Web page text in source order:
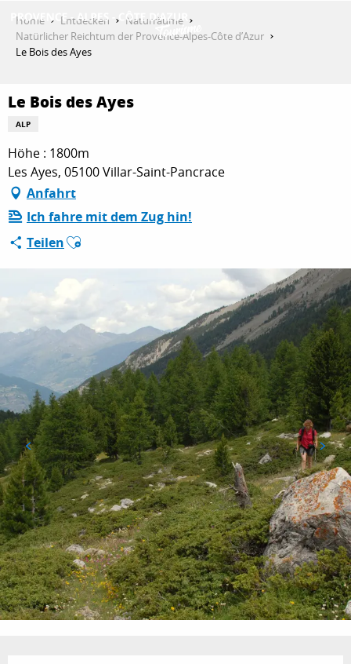
contenu
AKTIVITÄTEN
AUFENTHALT
ESPACE PRO
Home Entdecken
Naturräume
Natürlicher Reichtum der Provence-Alpes-Côte d’Azur
Le Bois des Ayes
Le Bois des Ayes
ALP
Höhe : 1800m
Les Ayes, 05100 Villar-Saint-Pancrace
Anfahrt
Ich fahre mit dem Zug hin!
TeilenAjouter aux favoris